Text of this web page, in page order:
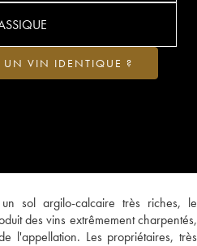
sol argilo-calcaire très riches, le
des vins extrêmement charpentés,
l'appellation. Les propriétaires, très
UN VIN IDENTIQUE ?